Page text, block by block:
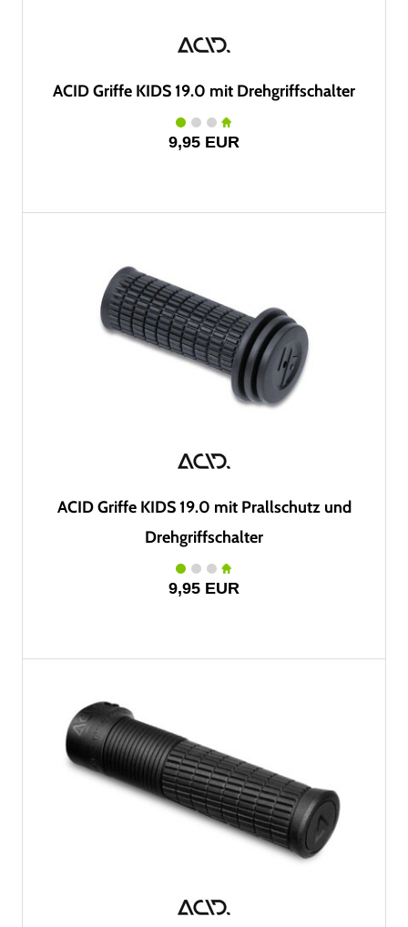
ACID Griffe KIDS 19.0 mit Drehgriffschalter
9,95 EUR
ACID Griffe KIDS 19.0 mit Prallschutz und
Drehgriffschalter
9,95 EUR